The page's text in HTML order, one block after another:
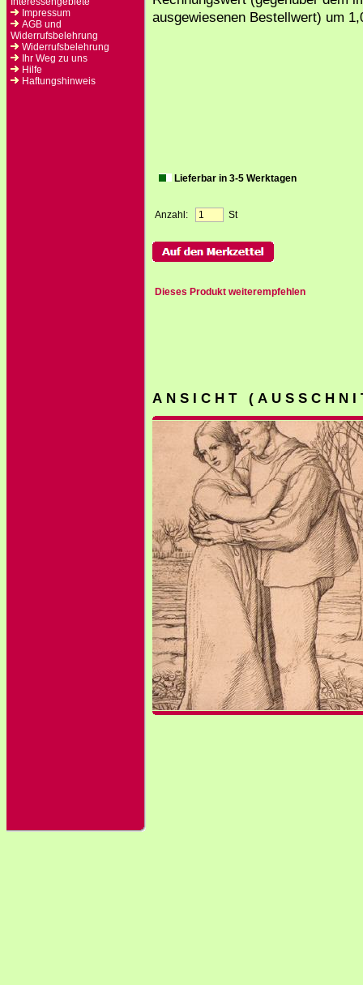
Impressum
AGB und
Widerrufsbelehrung
Widerrufsbelehrung
Ihr Weg zu uns
Hilfe
Haftungshinweis
ausgewiesenen Bestellwert) um
Lieferbar in 3-5 Werktagen
Anzahl: St
Dieses Produkt weiterempfehlen
A N S I C H T ( A U S S C H N